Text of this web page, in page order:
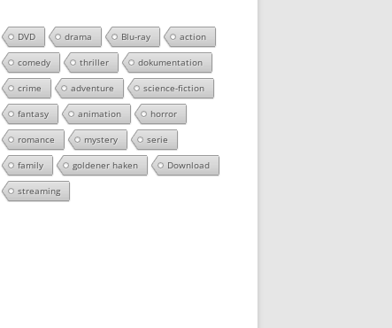
DVD drama Blu-ray action
comedy thriller dokumentation
crime adventure science-fiction
fantasy animation horror
romance mystery serie
family goldener haken Download
streaming